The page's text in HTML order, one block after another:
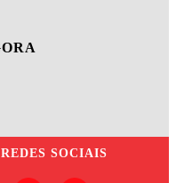
SOCIAIS